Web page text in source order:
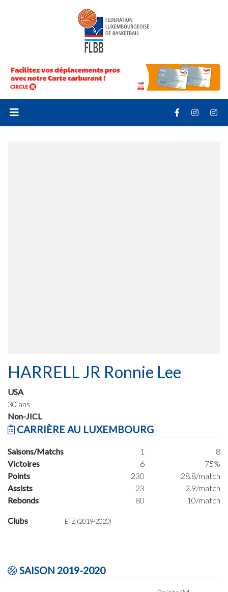
HARRELL JR Ronnie Lee
USA
30 ans
Non-JICL
CARRIÈRE AU LUXEMBOURG
Saisons/Matchs 1
8
Victoires
6
75%
Points
230
28.8/match
Assists
23
2.9/match
Rebonds
80 10/match
Clubs ETZ (2019-2020)
SAISON 2019-2020